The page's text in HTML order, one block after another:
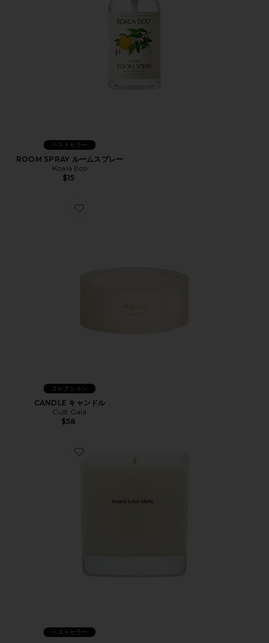
ベストセラー
ROOM SPRAY ルームスプレー
Koala Eco
$15
Favorite CANDLE キャンドル
コレクション
CANDLE キャンドル
Cult Gaia
$58
Favorite LIANE DE TOMATE キャンドル
ベストセラー